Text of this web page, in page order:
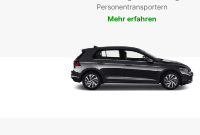
Personentransportern
Mehr erfahren